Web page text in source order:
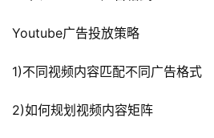
Youtube广告投放策略
1)不同视频内容匹配不同广告格式
2)如何规划视频内容矩阵